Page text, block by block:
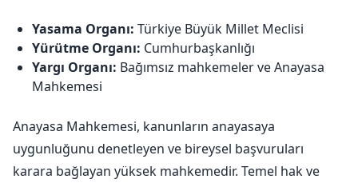
Yasama Organı: Türkiye Büyük Millet Meclisi
Yürütme Organı: Cumhurbaşkanlığı
Yargı Organı: Bağımsız mahkemeler ve Anayasa
Mahkemesi
Anayasa Mahkemesi, kanunların anayasaya
uygunluğunu denetleyen ve bireysel başvuruları
karara bağlayan yüksek mahkemedir. Temel hak ve